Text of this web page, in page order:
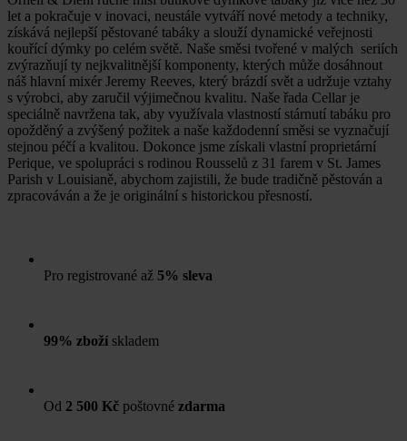
let a pokračuje v inovaci, neustále vytváří nové metody a techniky,
získává nejlepší pěstované tabáky a slouží dynamické veřejnosti
kouřící dýmky po celém světě. Naše směsi tvořené v malých seriích
zvýrazňují ty nejkvalitnější komponenty, kterých může dosáhnout
náš hlavní mixér Jeremy Reeves, který brázdí svět a udržuje vztahy
s výrobci, aby zaručil výjimečnou kvalitu. Naše řada Cellar je
speciálně navržena tak, aby využívala vlastností stárnutí tabáku pro
opožděný a zvýšený požitek a naše každodenní směsi se vyznačují
stejnou péčí a kvalitou. Dokonce jsme získali vlastní proprietární
Perique, ve spolupráci s rodinou Rousselů z 31 farem v St. James
Parish v Louisianě, abychom zajistili, že bude tradičně pěstován a
zpracováván a že je originální s historickou přesností.
Pro registrované až 5% sleva
99% zboží skladem
Od 2 500 Kč poštovné zdarma